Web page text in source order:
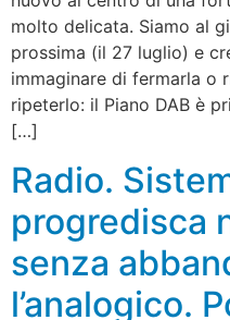
molto delicata. Siamo al
prossima (il 27 luglio) e
immaginare di fermarla o
ripeterlo: il Piano DAB è
[…]
Radio.
progredisca
senza
l’analogico.